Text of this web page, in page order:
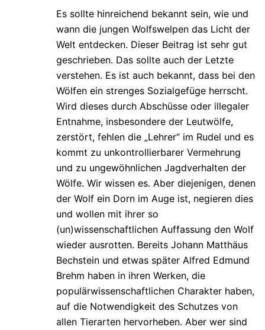
Es sollte hinreichend bekannt sein, wie und
wann die jungen Wolfswelpen das Licht der
Welt entdecken. Dieser Beitrag ist sehr gut
geschrieben. Das sollte auch der Letzte
verstehen. Es ist auch bekannt, dass bei den
Wölfen ein strenges Sozialgefüge herrscht.
Wird dieses durch Abschüsse oder illegaler
Entnahme, insbesondere der Leutwölfe,
zerstört, fehlen die „Lehrer“ im Rudel und es
kommt zu unkontrollierbarer Vermehrung
und zu ungewöhnlichen Jagdverhalten der
Wölfe. Wir wissen es. Aber diejenigen, denen
der Wolf ein Dorn im Auge ist, negieren dies
und wollen mit ihrer so
(un)wissenschaftlichen Auffassung den Wolf
wieder ausrotten. Bereits Johann Matthäus
Bechstein und etwas später Alfred Edmund
Brehm haben in ihren Werken, die
populärwissenschaftlichen Charakter haben,
auf die Notwendigkeit des Schutzes von
allen Tierarten hervorheben. Aber wer sind